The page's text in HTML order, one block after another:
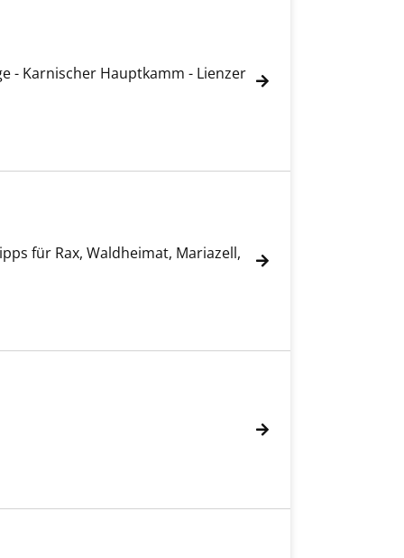
- Karnischer Hauptkamm - Lienzer
für Rax, Waldheimat, Mariazell,